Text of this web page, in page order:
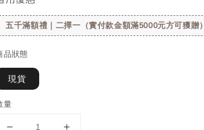
五千滿額禮｜二擇一（實付款金額滿5000元方可獲贈）
品狀態
現貨
量